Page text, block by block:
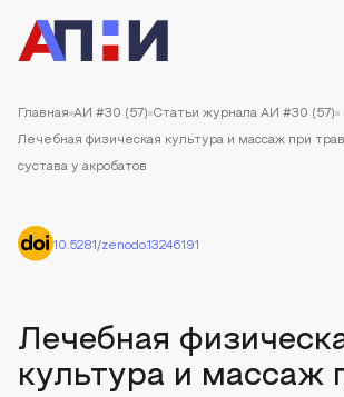
Главная АИ #30 (57) Статьи журнала АИ #30 (57)
Лечебная физическая культура и массаж при
сустава у акробатов
10.5281/zenodo.13246191
Лечебная
культура и массаж